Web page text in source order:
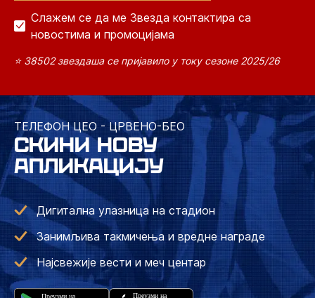
Слажем се да ме Звезда контактира са
новостима и промоцијама
⭐ 38502 звездаша се пријавило у току сезоне 2025/26
ТЕЛЕФОН ЦЕО - ЦРВЕНО-БЕО
СКИНИ НОВУ
АПЛИКАЦИЈУ
Дигитална улазница на стадион
Занимљива такмичења и вредне награде
Најсвежије вести и меч центар